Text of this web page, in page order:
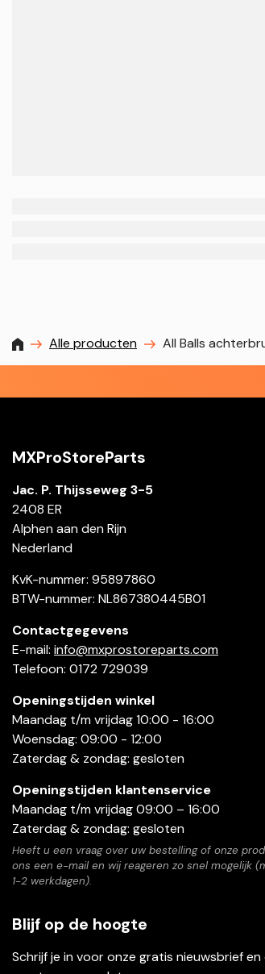
MXProstoreparts
Alle producten All Balls
MXProStoreParts
Jac. P. Thijsseweg 3-5
2408 ER
Alphen aan den Rijn
Nederland
KvK-nummer: 95897860
BTW-nummer: NL867380445B01
Contactgegevens
E-mail: info@mxprostoreparts.com
Telefoon: 0172 729039
Openingstijden winkel
Maandag t/m vrijdag 10:00 - 16:00
Woensdag: 09:00 - 12:00
Zaterdag & zondag: gesloten
Openingstijden klantenservice
Maandag t/m vrijdag 09:00 – 16:00
Zaterdag & zondag: gesloten
Heeft u een vraag over uw bestelling of onze
ons een e-mail en wij reageren zo snel mogelijk
1-2 werkdagen).
Blijf op de hoogte
Schrijf je in voor onze gratis nieuwsbrief